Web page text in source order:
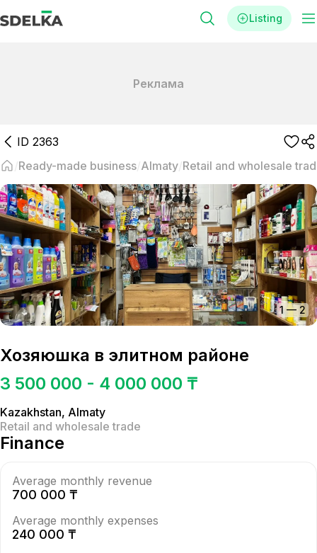
Listing
Реклама
ID 2363
Ready-made business Almaty Retail and wholesale
1 — 2
Хозяюшка в элитном районе
3 500 000 - 4 000 000 ₸
Kazakhstan, Almaty
Retail and wholesale trade
Finance
Average monthly revenue
700 000 ₸
Average monthly expenses
240 000 ₸